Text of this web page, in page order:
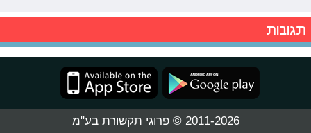
תגובות
2011-2026 © פרוגי תקשורת בע"מ